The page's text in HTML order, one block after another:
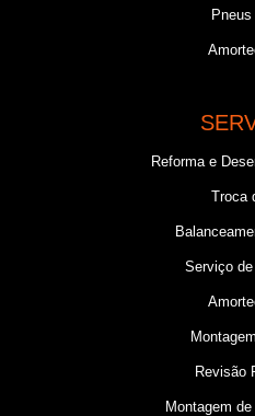
Reforma e
Troca
Serviço
Revisão
Montagem